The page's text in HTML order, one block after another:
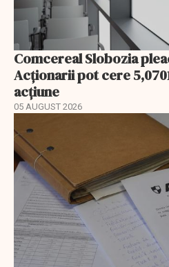
Comcereal Slobozia
Acționarii pot cere
acțiune
05 AUGUST 2026